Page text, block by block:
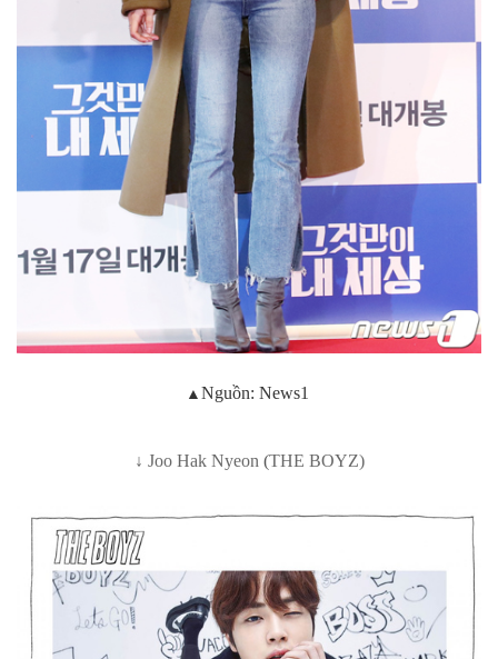
▲Nguồn: News1
↓ Joo Hak Nyeon(THE BOYZ)